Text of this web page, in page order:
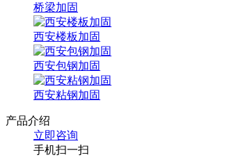
桥梁加固
西安楼板加固
西安包钢加固
西安粘钢加固
产品介绍
立即咨询
手机扫一扫